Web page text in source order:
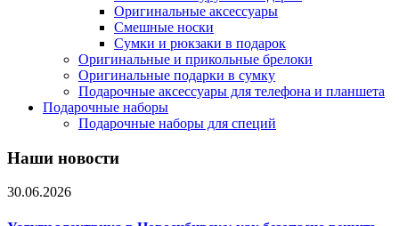
Оригинальные аксессуары
Смешные носки
Сумки и рюкзаки в подарок
Оригинальные и прикольные брелоки
Оригинальные подарки в сумку
Подарочные аксессуары для телефона и планшета
Подарочные наборы
Подарочные наборы для специй
Наши новости
30.06.2026